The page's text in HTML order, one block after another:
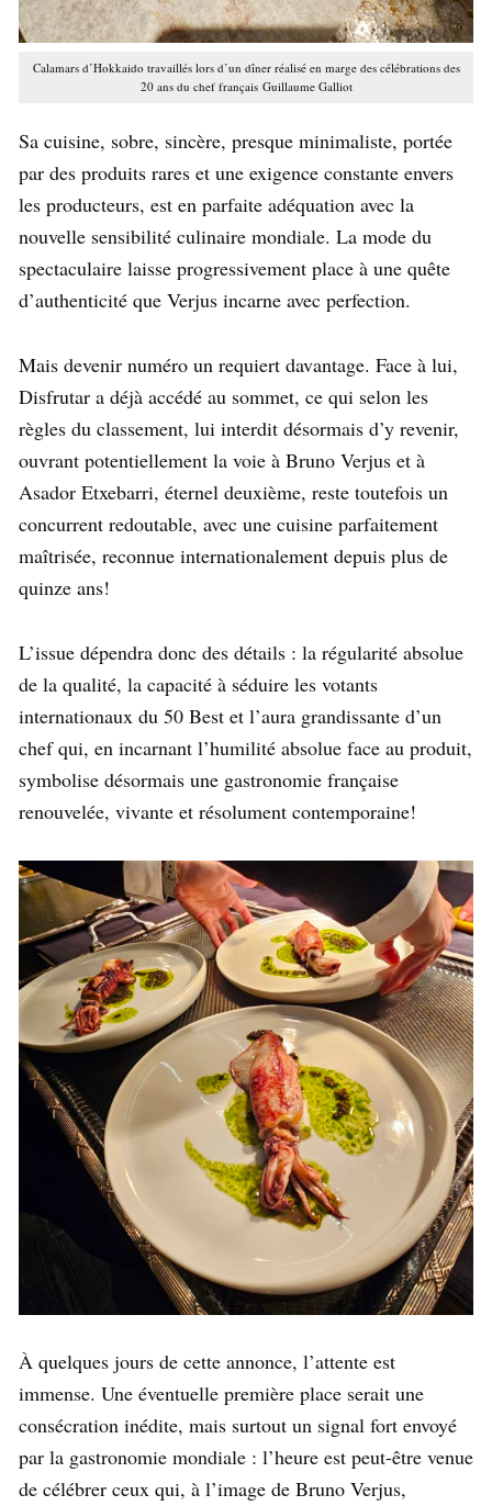
Calamars d’Hokkaido travaillés lors d’un dîner réalisé en marge des célébrations des
20 ans du chef français Guillaume Galliot
Sa cuisine, sobre, sincère, presque minimaliste, portée
par des produits rares et une exigence constante envers
les producteurs, est en parfaite adéquation avec la
nouvelle sensibilité culinaire mondiale. La mode du
spectaculaire laisse progressivement place à une quête
d’authenticité que Verjus incarne avec perfection.
Mais devenir numéro un requiert davantage. Face à lui,
Disfrutar a déjà accédé au sommet, ce qui selon les
règles du classement, lui interdit désormais d’y revenir,
ouvrant potentiellement la voie à Bruno Verjus et à
Asador Etxebarri, éternel deuxième, reste toutefois un
concurrent redoutable, avec une cuisine parfaitement
maîtrisée, reconnue internationalement depuis plus de
quinze ans!
L’issue dépendra donc des détails : la régularité absolue
de la qualité, la capacité à séduire les votants
internationaux du 50 Best et l’aura grandissante d’un
chef qui, en incarnant l’humilité absolue face au produit,
symbolise désormais une gastronomie française
renouvelée, vivante et résolument contemporaine!
À quelques jours de cette annonce, l’attente est
immense. Une éventuelle première place serait une
consécration inédite, mais surtout un signal fort envoyé
par la gastronomie mondiale : l’heure est peut-être venue
de célébrer ceux qui, à l’image de Bruno Verjus,